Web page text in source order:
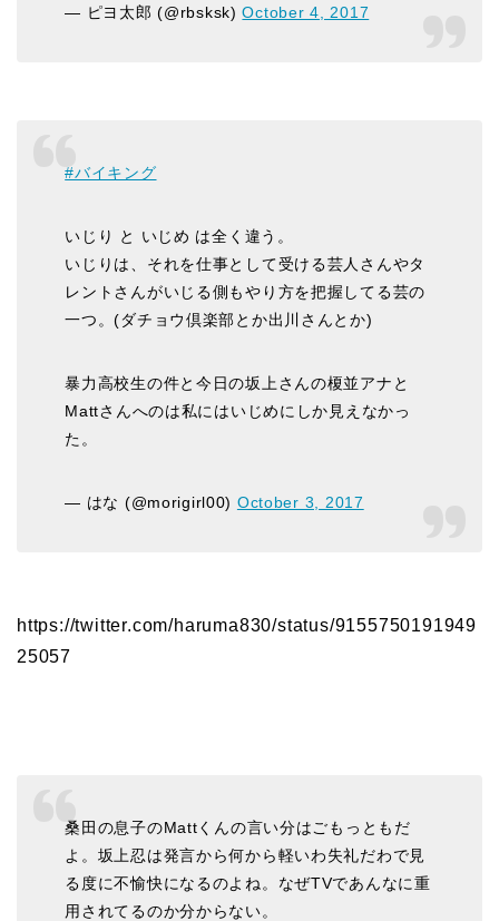
— ピヨ太郎 (@rbsksk)October 4, 2017
#バイキング
いじり と いじめ は全く違う。
いじりは、それを仕事として受ける芸人さんやタ
レントさんがいじる側もやり方を把握してる芸の
一つ。(ダチョウ倶楽部とか出川さんとか)
暴力高校生の件と今日の坂上さんの榎並アナと
Mattさんへのは私にはいじめにしか見えなかっ
た。
— はな (@morigirl00) October 3, 2017
https://twitter.com/haruma830/status/9155750191949
25057
桑田の息子のMattくんの言い分はごもっともだ
よ。坂上忍は発言から何から軽いわ失礼だわで見
る度に不愉快になるのよね。なぜTVであんなに重
用されてるのか分からない。